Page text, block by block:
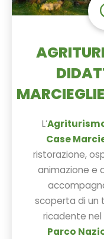
L’
Case
ristorazione,
animazione e
scoperta di un
ricadente
Parco